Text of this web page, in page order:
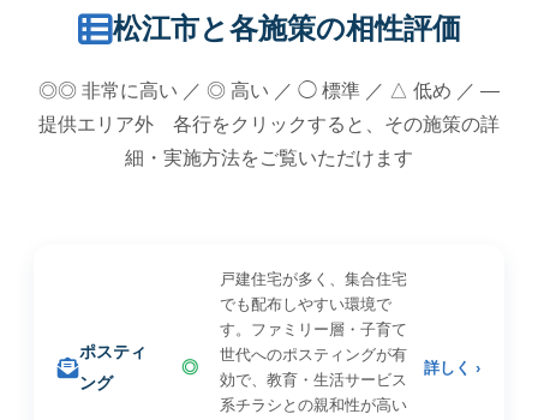
松江市と各施策の相性評価
◎◎ 非常に高い ／ ◎ 高い ／ ◯ 標準 ／ △ 低め ／ —
提供エリア外 各行をクリックすると、その施策の詳
細・実施方法をご覧いただけます
ポスティ
ング
◎
戸建住宅が多く、集合住宅
でも配布しやすい環境で
す。ファミリー層・子育て
世代へのポスティングが有
効で、教育・生活サービス
系チラシとの親和性が高い
詳しく ›